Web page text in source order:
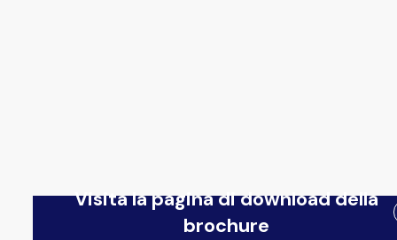
Visita la pagina di download della
brochure